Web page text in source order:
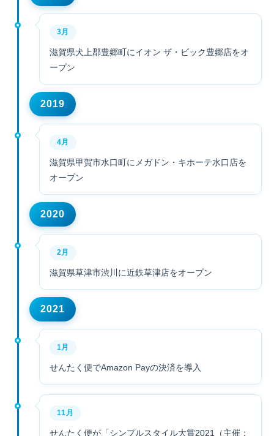
3月
滋賀県犬上郡豊郷町にイオン ザ・ビック豊郷店をオ
ープン
2019
4月
滋賀県甲賀市水口町にメガドン・キホーテ水口店を
オープン
2020
2月
滋賀県草津市渋川に近鉄草津店をオープン
2021
1月
せんたく便でAmazon Payの決済を導入
11月
せんたく便が「シンプルスタイル大賞2021（主催：